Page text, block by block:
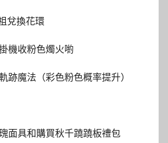
兌換花環
機收粉色燭火喲
跡魔法（彩色粉色概率提升）
面具和購買秋千蹺蹺板禮包